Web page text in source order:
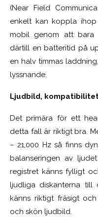
(Near Field
enkelt kan koppla
mobil genom att bara
därtill en batteritid på
en halv timmas
lyssnande.
Ljudbild,
Det primära för ett
detta fall är riktigt bra.
– 21,000 Hz så finns
balanseringen av
registret känns fylligt
ljudliga diskanterna till
känns riktigt fräsigt
och skön ljudbild.